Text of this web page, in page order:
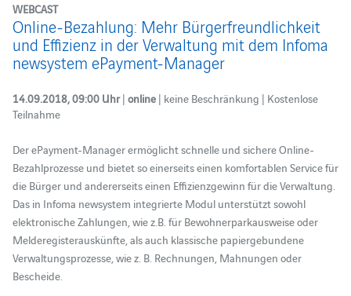
WEBCAST
Online-Bezahlung: Mehr Bürgerfreundlichkeit
und Effizienz in der Verwaltung mit dem Infoma
newsystem ePayment-Manager
14.09.2018, 09:00 Uhr| online | keine Beschränkung | Kostenlose
Teilnahme
Der ePayment-Manager ermöglicht schnelle und sichere Online-
Bezahlprozesse und bietet so einerseits einen komfortablen Service für
die Bürger und andererseits einen Effizienzgewinn für die Verwaltung.
Das in Infoma newsystem integrierte Modul unterstützt sowohl
elektronische Zahlungen, wie z.B. für Bewohnerparkausweise oder
Melderegisterauskünfte, als auch klassische papiergebundene
Verwaltungsprozesse, wie z. B. Rechnungen, Mahnungen oder
Bescheide.